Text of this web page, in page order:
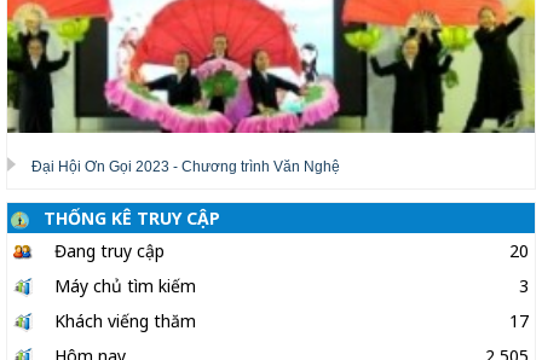
Đại Hội Ơn Gọi 2023 - Chương trình Văn Nghệ
THỐNG KÊ TRUY CẬP
Đang truy cập
20
Máy chủ tìm kiếm
3
Khách viếng thăm
17